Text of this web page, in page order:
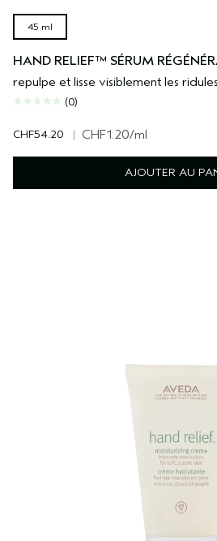
45 ml
HAND RELIEF™ SÉRUM
repulpe et lisse visiblement les ridules
(0)
CHF54.20 | CHF1.20/ml
AJOUTER AU